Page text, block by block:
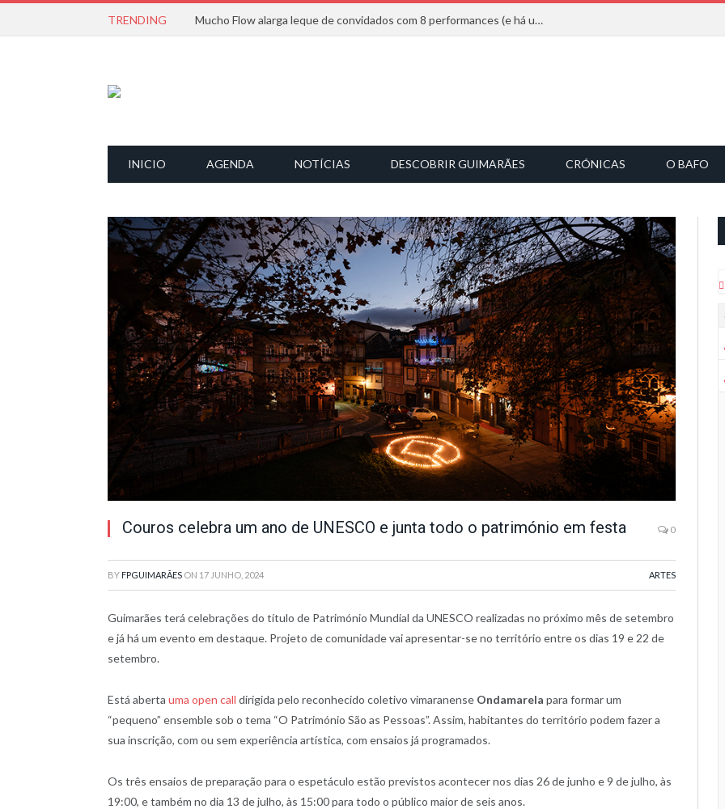
TRENDING Mucho Flow alarga leque de convidados com 8 performances (e há uma saída)
INICIO AGENDA NOTÍCIAS DESCOBRIR GUIMARÃES CRÓNICAS O BAFO
Couros celebra um ano de UNESCO e junta todo o património em festa 0
BY FPGUIMARÃES ON 17 JUNHO, 2024 ARTES
Guimarães terá celebrações do título de Património Mundial da UNESCO realizadas no próximo mês de setembro
e já há um evento em destaque. Projeto de comunidade vai apresentar-se no território entre os dias 19 e 22 de
setembro.
Está aberta uma open call dirigida pelo reconhecido coletivo vimaranense Ondamarela para formar um
“pequeno” ensemble sob o tema “O Património São as Pessoas”. Assim, habitantes do território podem fazer a
sua inscrição, com ou sem experiência artística, com ensaios já programados.
Os três ensaios de preparação para o espetáculo estão previstos acontecer nos dias 26 de junho e 9 de julho, às
19:00, e também no dia 13 de julho, às 15:00 para todo o público maior de seis anos.